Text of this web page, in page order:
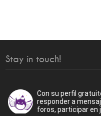
Stay in touch!
Con su perfil
responder a
foros, participar en